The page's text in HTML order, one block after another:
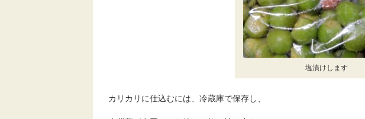
塩漬けします
カリカリに仕込むには、冷蔵庫で保存し、